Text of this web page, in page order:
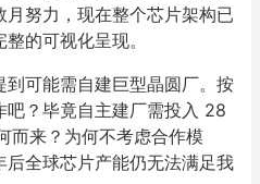
努力，现在整个芯片架构已
的可视化呈现。
到可能需自建巨型晶圆厂。按
吧？毕竟自主建厂需投入 28
而来？为何不考虑合作模
全球芯片产能仍无法满足我